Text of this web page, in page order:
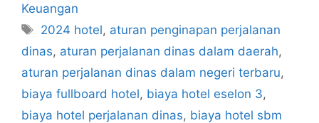
Keuangan
Tags
2024 hotel, aturan penginapan perjalanan
dinas, aturan perjalanan dinas dalam daerah,
aturan perjalanan dinas dalam negeri terbaru,
biaya fullboard hotel, biaya hotel eselon 3,
biaya hotel perjalanan dinas, biaya hotel sbm